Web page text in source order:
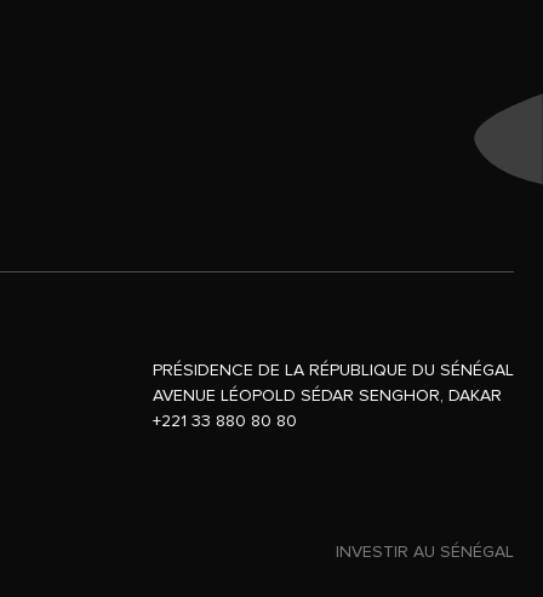
PRÉSIDENCE DE LA RÉPUBLIQUE DU SÉNÉGAL
AVENUE LÉOPOLD SÉDAR SENGHOR, DAKAR
+221 33 880 80 80
INVESTIR AU SÉNÉGAL